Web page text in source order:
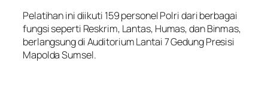
Pelatihan ini diikuti 159 personel Polri dari berbagai
fungsi seperti Reskrim, Lantas, Humas, dan Binmas,
berlangsung di Auditorium Lantai 7 Gedung Presisi
Mapolda Sumsel.